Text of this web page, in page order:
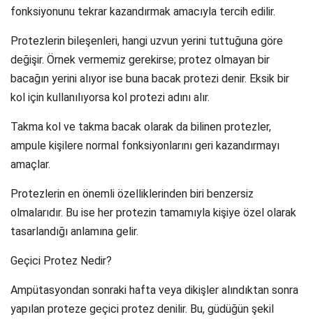
fonksiyonunu tekrar kazandırmak amacıyla tercih edilir.
Protezlerin bileşenleri, hangi uzvun yerini tuttuğuna göre
değişir. Örnek vermemiz gerekirse; protez olmayan bir
bacağın yerini alıyor ise buna bacak protezi denir. Eksik bir
kol için kullanılıyorsa kol protezi adını alır.
Takma kol ve takma bacak olarak da bilinen protezler,
ampule kişilere normal fonksiyonlarını geri kazandırmayı
amaçlar.
Protezlerin en önemli özelliklerinden biri benzersiz
olmalarıdır. Bu ise her protezin tamamıyla kişiye özel olarak
tasarlandığı anlamına gelir.
Geçici Protez Nedir?
Ampütasyondan sonraki hafta veya dikişler alındıktan sonra
yapılan proteze geçici protez denilir. Bu, güdüğün şekil